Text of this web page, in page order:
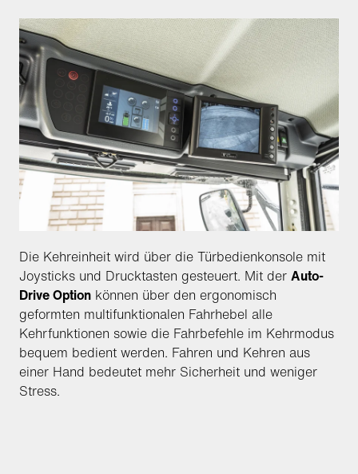
Die Kehreinheit wird über die Türbedienkonsole mit
Joysticks und Drucktasten gesteuert. Mit der Auto-
Drive Option können über den ergonomisch
geformten multifunktionalen Fahrhebel alle
Kehrfunktionen sowie die Fahrbefehle im Kehrmodus
bequem bedient werden. Fahren und Kehren aus
einer Hand bedeutet mehr Sicherheit und weniger
Stress.